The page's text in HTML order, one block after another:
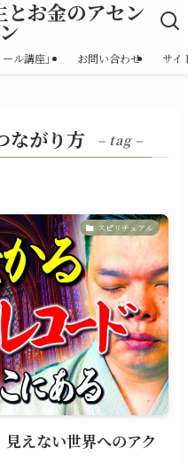
お金のアセン
ル講座」 お問い合わせ サイ
ながり方 – tag –
スピリチュアル
見えない世界へのアク